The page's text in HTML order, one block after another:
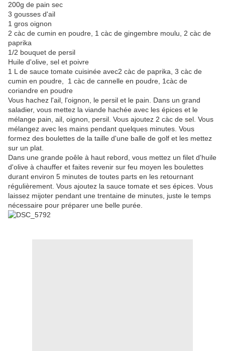
200g de pain sec
3 gousses d'ail
1 gros oignon
2 càc de cumin en poudre, 1 càc de gingembre moulu, 2 càc de
paprika
1/2 bouquet de persil
Huile d'olive, sel et poivre
1 L de sauce tomate cuisinée avec2 càc de paprika, 3 càc de
cumin en poudre, 1 càc de cannelle en poudre, 1càc de
coriandre en poudre
Vous hachez l'ail, l'oignon, le persil et le pain. Dans un grand
saladier, vous mettez la viande hachée avec les épices et le
mélange pain, ail, oignon, persil. Vous ajoutez 2 càc de sel. Vous
mélangez avec les mains pendant quelques minutes. Vous
formez des boulettes de la taille d'une balle de golf et les mettez
sur un plat.
Dans une grande poêle à haut rebord, vous mettez un filet d'huile
d'olive à chauffer et faites revenir sur feu moyen les boulettes
durant environ 5 minutes de toutes parts en les retournant
régulièrement. Vous ajoutez la sauce tomate et ses épices. Vous
laissez mijoter pendant une trentaine de minutes, juste le temps
nécessaire pour préparer une belle purée.